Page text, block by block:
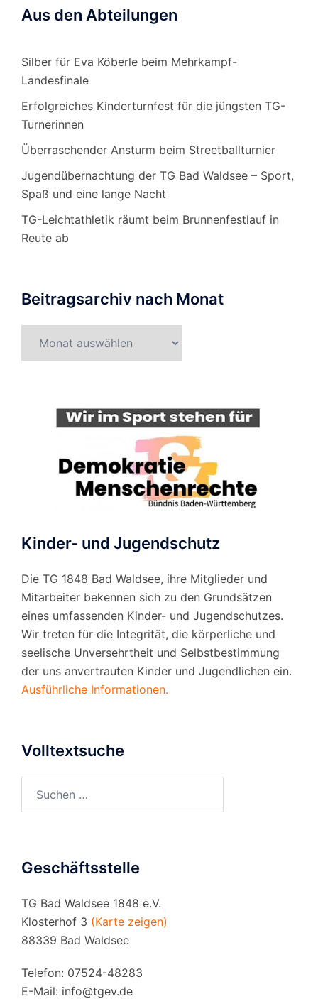
Aus den Abteilungen
Silber für Eva Köberle beim Mehrkampf-
Landesfinale
Erfolgreiches Kinderturnfest für die jüngsten TG-
Turnerinnen
Überraschender Ansturm beim Streetballturnier
Jugendübernachtung der TG Bad Waldsee – Sport,
Spaß und eine lange Nacht
TG-Leichtathletik räumt beim Brunnenfestlauf in
Reute ab
Beitragsarchiv nach Monat
Kinder- und Jugendschutz
Die TG 1848 Bad Waldsee, ihre Mitglieder und
Mitarbeiter bekennen sich zu den Grundsätzen
eines umfassenden Kinder- und Jugendschutzes.
Wir treten für die Integrität, die körperliche und
seelische Unversehrtheit und Selbstbestimmung
der uns anvertrauten Kinder und Jugendlichen ein.
Ausführliche Informationen.
Volltextsuche
nach:
Geschäftsstelle
TG Bad Waldsee 1848 e.V.
Klosterhof 3 (Karte zeigen)
88339 Bad Waldsee
Telefon: 07524-48283
E-Mail: info@tgev.de